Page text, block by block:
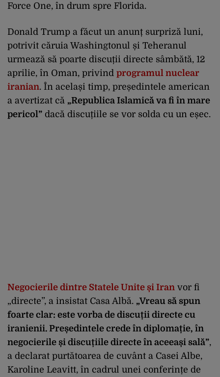
Force One, în drum spre Florida.
Donald Trump a făcut un anunț surpriză luni,
potrivit căruia Washingtonul și Teheranul
urmează să poarte discuții directe sâmbătă, 12
aprilie, în Oman, privind programul nuclear
iranian. În același timp, președintele american
a avertizat că „Republica Islamică va fi în mare
pericol” dacă discuțiile se vor solda cu un eșec.
Negocierile dintre Statele Unite și Iran vor fi
„directe”, a insistat Casa Albă. „Vreau să spun
foarte clar: este vorba de discuții directe cu
iranienii. Președintele crede în diplomație, în
negocierile și discuțiile directe în aceeași sală”,
a declarat purtătoarea de cuvânt a Casei Albe,
Karoline Leavitt, în cadrul unei conferințe de